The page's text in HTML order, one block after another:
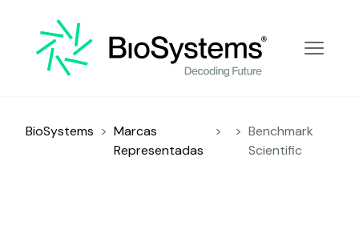
Decoding Future
BioSystems > Marcas
Representadas
> > Benchmark
Scientific